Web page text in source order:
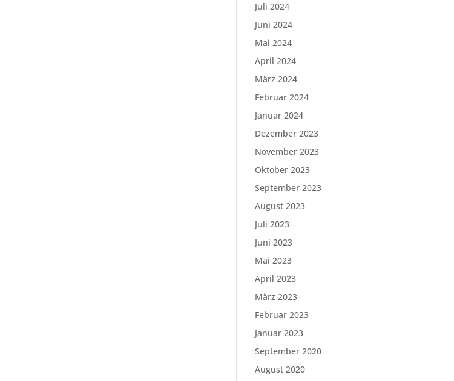
Juli 2024
Juni 2024
Mai 2024
April 2024
März 2024
Februar 2024
Januar 2024
Dezember 2023
November 2023
Oktober 2023
September 2023
August 2023
Juli 2023
Juni 2023
Mai 2023
April 2023
März 2023
Februar 2023
Januar 2023
September 2020
August 2020